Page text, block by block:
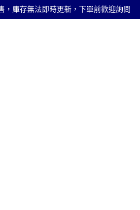
，庫存無法即時更新，下單前歡迎詢問